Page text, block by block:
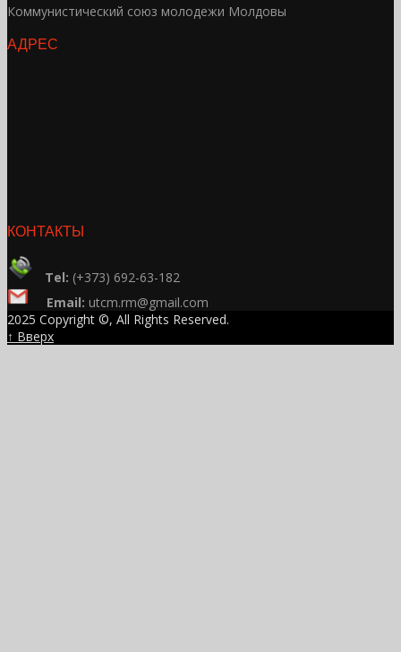
Коммунистический союз молодежи Молдовы
АДРЕС
КОНТАКТЫ
Tel: (+373) 692-63-182
Email: utcm.rm@gmail.com
2025 Copyright ©, All Rights Reserved.
↑ Вверх